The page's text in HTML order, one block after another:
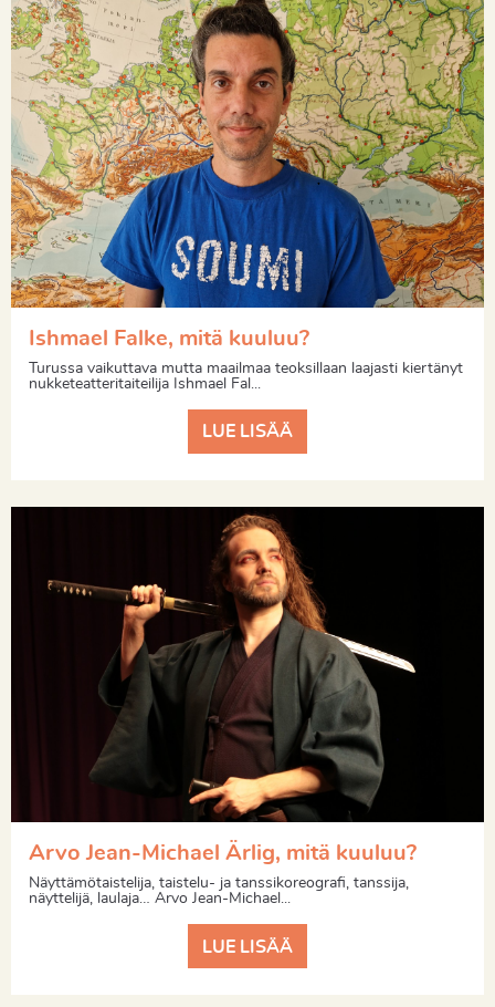
Ishmael Falke, mitä kuuluu?
Turussa vaikuttava mutta maailmaa teoksillaan laajasti kiertänyt
nukketeatteritaiteilija Ishmael Fal...
LUE LISÄÄ
Arvo Jean-Michael Ärlig, mitä kuuluu?
Näyttämötaistelija, taistelu- ja tanssikoreografi, tanssija,
näyttelijä, laulaja… Arvo Jean-Michael...
LUE LISÄÄ